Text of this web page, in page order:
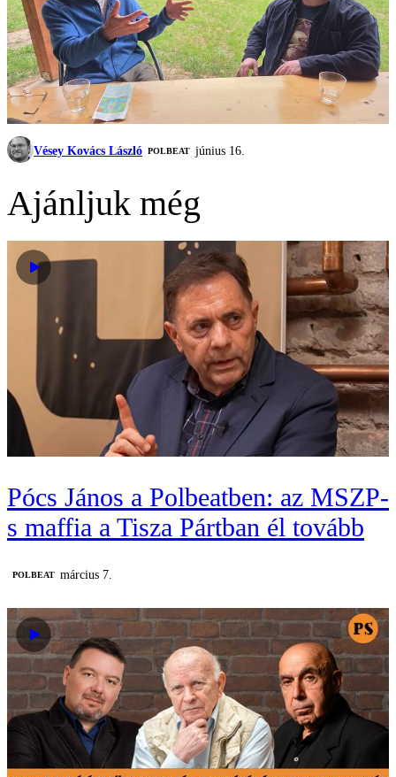
Vésey Kovács László ‎POLBEAT június 16.
Ajánljuk még
Pócs János a Polbeatben: az MSZP-
s maffia a Tisza Pártban él tovább
‎POLBEAT március 7.